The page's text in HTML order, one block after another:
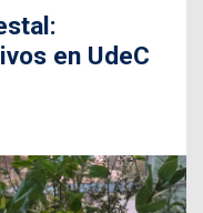
en UdeC